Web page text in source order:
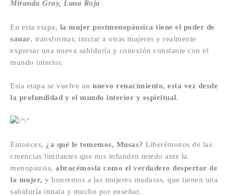
Miranda Gray, Luna Roja
En esta etapa, la mujer postmenopáusica tiene el poder de
sanar, transformar, iniciar a otras mujeres y realmente
expresar una nueva sabiduría y conexión constante con el
mundo interior.
Esta etapa se vuelve un nuevo renacimiento, esta vez desde
la profundidad y el mundo interior y espiritual.
Entonces, ¿a qué le tememos, Musas? Liberémonos de las
creencias limitantes que nos infunden miedo ante la
menopausia, abracémosla como el verdadero despertar de
la mujer, y honremos a las mujeres maduras, que tienen una
sabiduría innata y mucho por enseñar.